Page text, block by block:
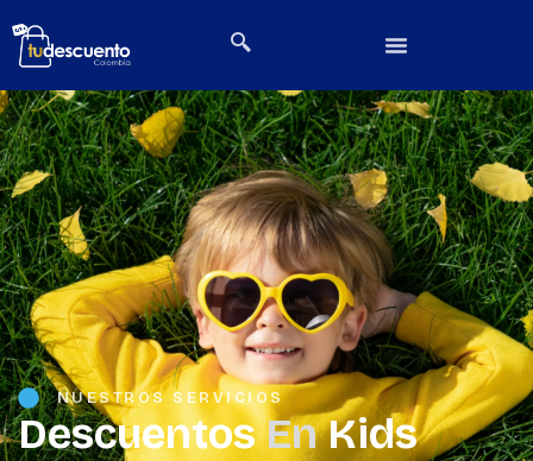
NUESTROS SERVICIOS
DescuentosEnKids